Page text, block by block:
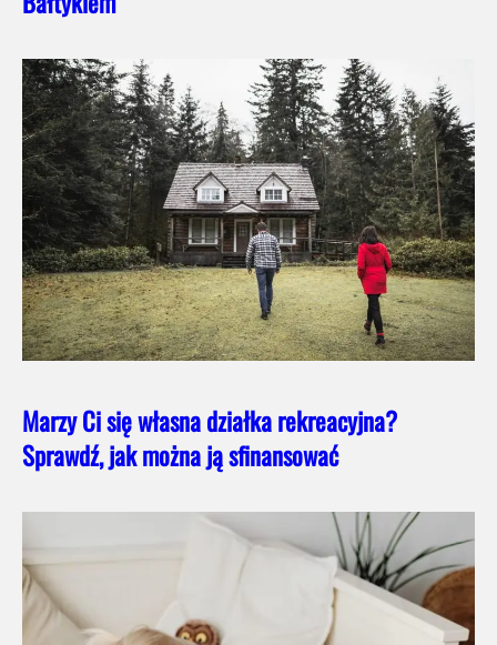
Marzy Ci się własna działka rekreacyjna?
Sprawdź, jak można ją sfinansować